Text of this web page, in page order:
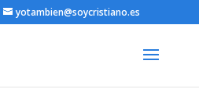
yotambien@soycristiano.es